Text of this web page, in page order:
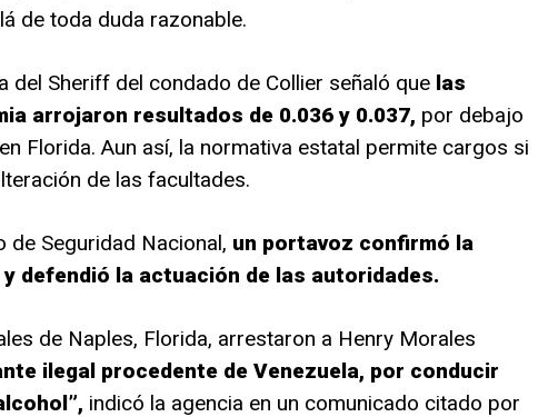
de toda duda razonable.
del Sheriff del condado de Collier señaló quelas
arrojaron resultados de 0.036 y 0.037, por debajo
Florida. Aun así, la normativa estatal permite cargos si
de las facultades.
de Seguridad Nacional, un portavoz confirmó la
defendió la actuación de las autoridades.
de Naples, Florida, arrestaron a Henry Morales
ilegal procedente de Venezuela, por conducir
indicó la agencia en un comunicado citado por